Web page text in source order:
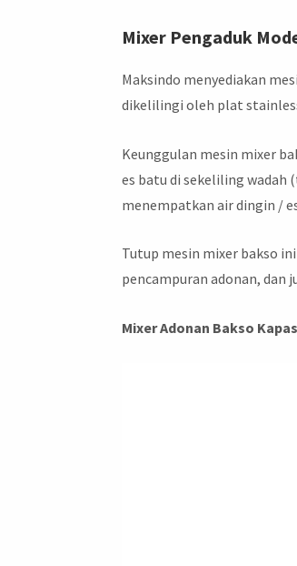
Mixer Pengaduk
Maksindo menyediakan
dikelilingi oleh plat
Keunggulan mesin mixer
es batu di sekeliling wadah
menempatkan air dingin /
Tutup mesin mixer bakso
pencampuran adonan, dan
Mixer Adonan Bakso